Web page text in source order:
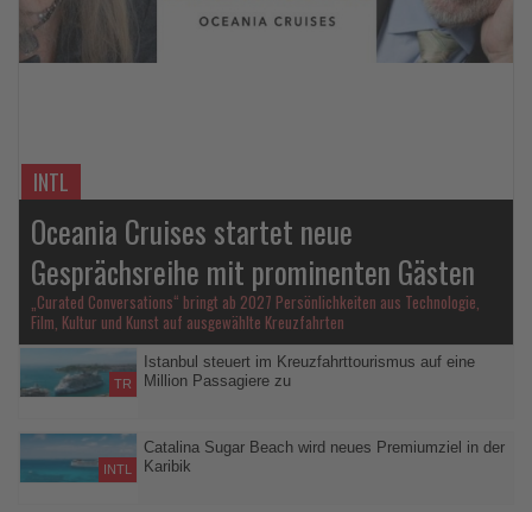
INTL
Oceania Cruises startet neue
Gesprächsreihe mit prominenten Gästen
„Curated Conversations“ bringt ab 2027 Persönlichkeiten aus Technologie,
Film, Kultur und Kunst auf ausgewählte Kreuzfahrten
TR
Istanbul steuert im Kreuzfahrttourismus auf eine
Million Passagiere zu
520.000 Passagiere – für deutsche Veranstalter und
Vertriebspartner wächst damit die Bedeutung Istanbuls als
Kreuzfahrt- und Vorprogrammdestination
INTL
Catalina Sugar Beach wird neues Premiumziel in der
Karibik